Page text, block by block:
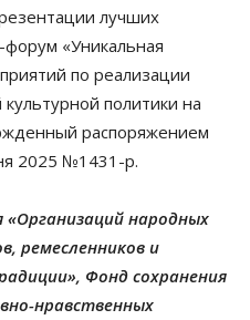
лучших
«Уникальная
по реализации
политики на
распоряжением
2025 №1431-р.
народных
ремесленников и
Фонд сохранения
нравственных